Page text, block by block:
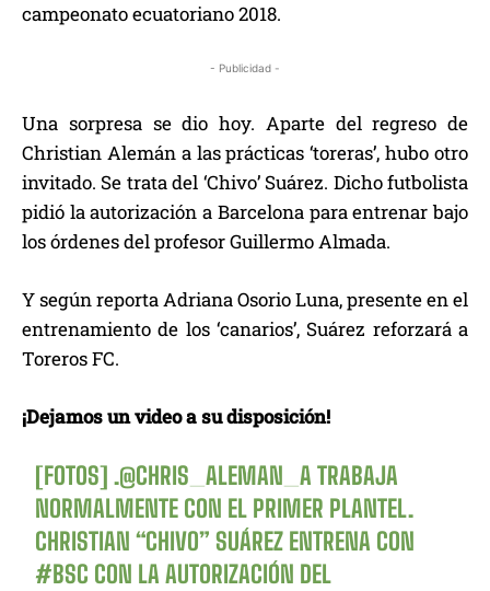
campeonato ecuatoriano 2018.
- Publicidad -
Una sorpresa se dio hoy. Aparte del regreso de
Christian Alemán a las prácticas ‘toreras’, hubo otro
invitado. Se trata del ‘Chivo’ Suárez. Dicho futbolista
pidió la autorización a Barcelona para entrenar bajo
los órdenes del profesor Guillermo Almada.
Y según reporta Adriana Osorio Luna, presente en el
entrenamiento de los ‘canarios’, Suárez reforzará a
Toreros FC.
¡Dejamos un video a su disposición!
[FOTOS] .@CHRIS_ALEMAN_A TRABAJA
NORMALMENTE CON EL PRIMER PLANTEL.
CHRISTIAN “CHIVO” SUÁREZ ENTRENA CON
#BSC CON LA AUTORIZACIÓN DEL